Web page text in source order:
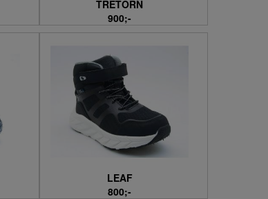
TRETORN
900;-
LEAF
800;-